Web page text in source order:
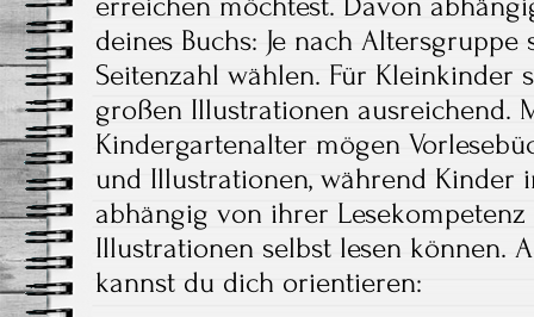
deines Buchs: Je nach
Seitenzahl wählen. Für Kleinkinder
großen Illustrationen ausreichend.
Kindergartenalter mögen
und Illustrationen, während Kinder
abhängig von ihrer
Illustrationen selbst lesen können.
kannst du dich orientieren: